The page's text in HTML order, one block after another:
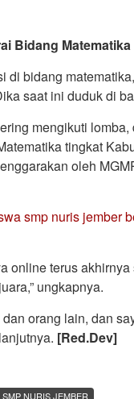
Bidang Matematika
di bidang
saat ini duduk di
mengikuti lomba,
tingkat
oleh
smp nuris jember
online terus
ungkapnya.
orang lain, dan
[Red.Dev]
,
SMP NURIS JEMBER